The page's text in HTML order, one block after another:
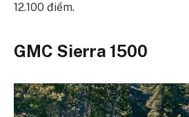
12.100 điểm.
GMC Sierra 1500